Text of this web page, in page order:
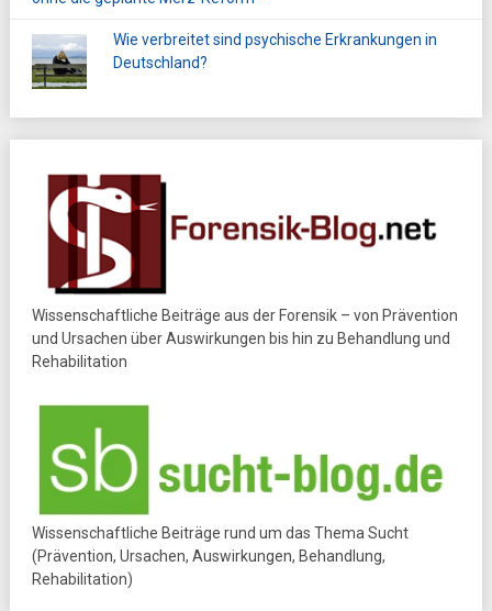
Wie verbreitet sind psychische Erkrankungen in
Deutschland?
Wissenschaftliche Beiträge aus der Forensik – von Prävention
und Ursachen über Auswirkungen bis hin zu Behandlung und
Rehabilitation
Wissenschaftliche Beiträge rund um das Thema Sucht
(Prävention, Ursachen, Auswirkungen, Behandlung,
Rehabilitation)